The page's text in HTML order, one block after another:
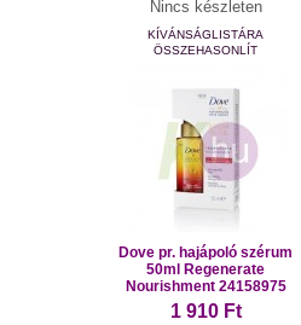
Nincs készleten
KÍVÁNSÁGLISTÁRA
ÖSSZEHASONLÍT
Dove pr. hajápoló szérum
50ml Regenerate
Nourishment 24158975
1 910 Ft